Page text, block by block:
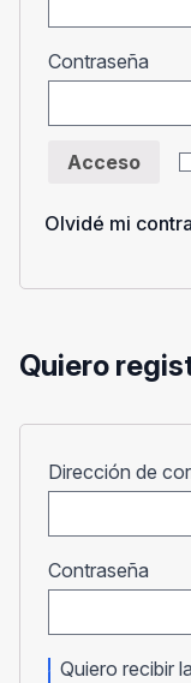
Contraseña
Acceso
Olvidé mi
Quiero
Dirección de
Contraseña
Quiero recibir